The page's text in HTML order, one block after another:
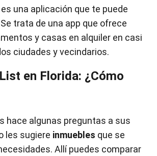
es una aplicación que te puede
trata de una app que ofrece
y casas en alquiler en casi
ciudades y vecindarios.
en Florida: ¿Cómo
hace algunas preguntas a sus
les sugiere inmuebles que se
Allí puedes comparar